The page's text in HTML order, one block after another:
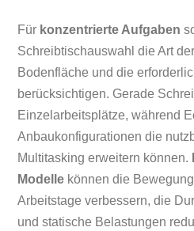
Für konzentrierte Aufgaben
Schreibtischauswahl die Art
Bodenfläche und die
berücksichtigen. Gerade
Einzelarbeitsplätze, während
Anbaukonfigurationen die
Multitasking erweitern können.
Modelle können die
Arbeitstage verbessern, die
und statische Belastungen